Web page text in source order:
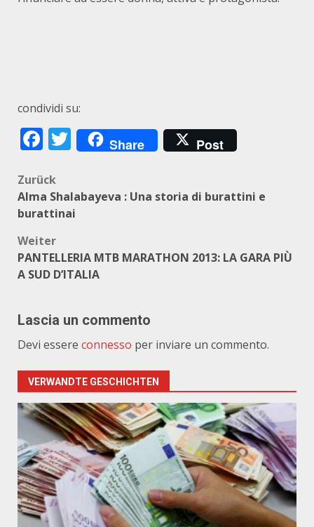
condividi su:
Facebook
Twitter
Share Post
Beitragsnavigation
Zurück
Alma Shalabayeva : Una storia di burattini e
burattinai
Weiter
PANTELLERIA MTB MARATHON 2013: LA GARA PIÙ
A SUD D’ITALIA
Lascia un commento
Devi essere connesso per inviare un commento.
VERWANDTE GESCHICHTEN